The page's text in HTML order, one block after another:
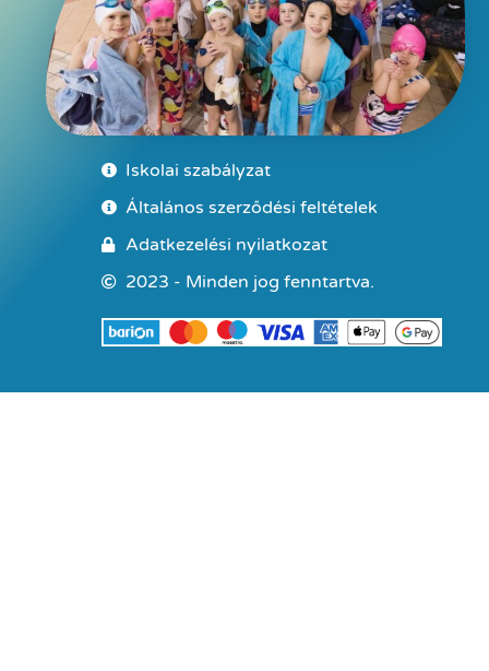
Iskolai szabályzat
Általános szerződési feltételek
Adatkezelési nyilatkozat
2023 - Minden jog fenntartva.